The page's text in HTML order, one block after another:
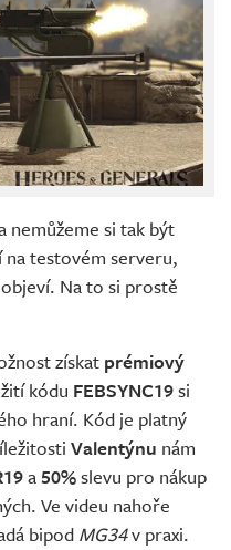
nemůžeme si tak být
na testovém serveru,
Na to si prostě
získat prémiový
kódu FEBSYNC19si
hraní. Kód je platný
Valentýnu nám
a50%slevu pro nákup
Ve videu nahoře
bipod MG34v praxi.